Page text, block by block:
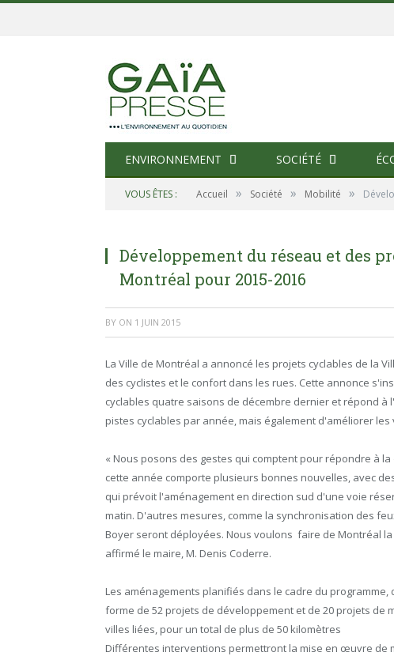
ENVIRONNEMENT SOCIÉTÉ
VOUS ÊTES : Accueil » Société » Mobilité »
Développement du réseau et des
Montréal pour 2015-2016
BY ON 1 JUIN 2015
La Ville de Montréal a annoncé les projets cyclables de la
des cyclistes et le confort dans les rues. Cette annonce
cyclables quatre saisons de décembre dernier et répond
pistes cyclables par année, mais également d'améliorer
« Nous posons des gestes qui comptent pour répondre à
cette année comporte plusieurs bonnes nouvelles, avec
qui prévoit l'aménagement en direction sud d'une voie
matin. D'autres mesures, comme la synchronisation des
Boyer seront déployées. Nous voulons faire de Montréal
affirmé le maire, M. Denis Coderre.
Les aménagements planifiés dans le cadre du
forme de 52 projets de développement et de 20 projets de
villes liées, pour un total de plus de 50 kilomètres
Différentes interventions permettront la mise en œuvre